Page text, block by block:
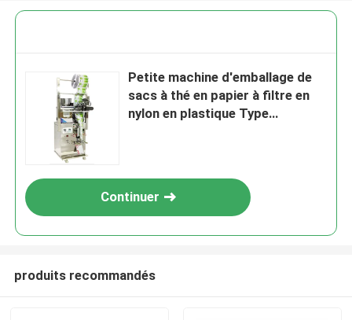
Petite machine d'emballage de
sacs à thé en papier à filtre en
nylon en plastique Type
Continuer
produits recommandés